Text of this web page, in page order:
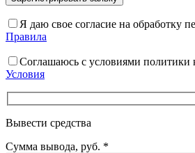
Я даю свое согласие на обработку
Правила
Соглашаюсь с условиями политики
Условия
Вывести средства
Сумма вывода, руб. *